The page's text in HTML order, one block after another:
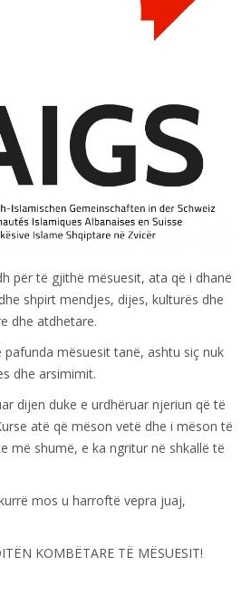
për të gjithë mësuesit, ata që i dhanë
shpirt mendjes, dijes, kulturës dhe
dhe atdhetare.
mësuesit tanë, ashtu siç nuk
dhe arsimimit.
dijen duke e urdhëruar njeriun që të
atë që mëson vetë dhe i mëson të
më shumë, e ka ngritur në shkallë të
mos u harroftë vepra juaj,
KOMBËTARE TË MËSUESIT!